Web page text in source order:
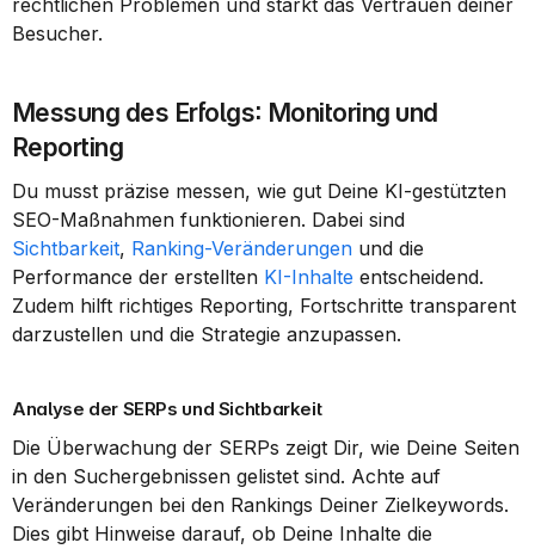
rechtlichen Problemen und stärkt das Vertrauen deiner
Besucher.
Messung des Erfolgs: Monitoring und
Reporting
Du musst präzise messen, wie gut Deine KI-gestützten
Sichtbarkeit, Ranking-Veränderungen und die
Performance der erstellten KI-Inhalte entscheidend.
Zudem hilft richtiges Reporting, Fortschritte transparent
darzustellen und die Strategie anzupassen.
Analyse der SERPs und Sichtbarkeit
Die Überwachung der SERPs zeigt Dir, wie Deine Seiten
in den Suchergebnissen gelistet sind. Achte auf
Veränderungen bei den Rankings Deiner Zielkeywords.
Dies gibt Hinweise darauf, ob Deine Inhalte die